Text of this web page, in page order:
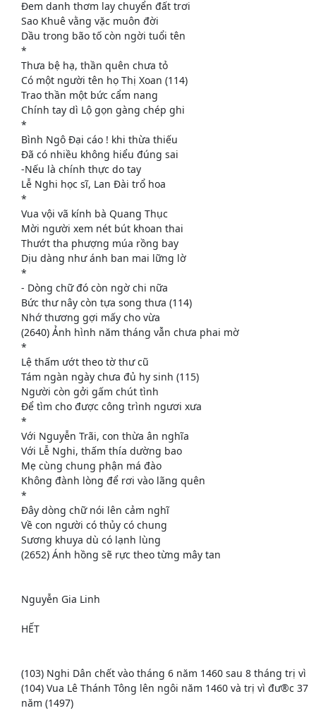
Đem danh thơm lay chuyển đất trơi
Sao Khuê vằng vặc muôn đời
Dầu trong bão tố còn ngời tuổi tên
*
Thưa bệ hạ, thần quên chưa tỏ
Có một người tên họ Thị Xoan (114)
Trao thần một bức cẩm nang
Chính tay dì Lộ gọn gàng chép ghi
*
Bình Ngô Đại cáo ! khi thừa thiếu
Đã có nhiều không hiểu đúng sai
-Nếu là chính thực do tay
Lễ Nghi học sĩ, Lan Đài trổ hoa
*
Vua vội vã kính bà Quang Thục
Mời người xem nét bút khoan thai
Thướt tha phượng múa rồng bay
Dịu dàng như ánh ban mai lững lờ
*
- Dòng chữ đó còn ngờ chi nữa
Bức thư nây còn tựa song thưa (114)
Nhớ thương gợi mấy cho vừa
(2640) Ảnh hình năm tháng vẫn chưa phai mờ
*
Lệ thấm ướt theo tờ thư cũ
Tám ngàn ngày chưa đủ hy sinh (115)
Người còn gởi gấm chút tình
Để tìm cho được công trình ngươi xưa
*
Với Nguyễn Trãi, con thừa ân nghĩa
Với Lễ Nghi, thấm thía dường bao
Mẹ cùng chung phận má đào
Không đành lòng để rơi vào lãng quên
*
Đây dòng chữ nói lên cảm nghĩ
Về con người có thủy có chung
Sương khuya dù có lạnh lùng
(2652) Ánh hồng sẽ rực theo từng mây tan
Nguyễn Gia Linh
HẾT
(103) Nghi Dân chết vào tháng 6 năm 1460 sau 8 tháng trị vì
(104) Vua Lê Thánh Tông lên ngôi năm 1460 và trị vì đư®c 37
năm (1497)